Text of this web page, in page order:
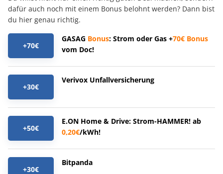
dafür auch noch mit einem Bonus belohnt werden? Dann bist
du hier genau richtig.
+70€
GASAG Bonus: Strom oder Gas +70€ Bonus
vom Doc!
+30€
Verivox Unfallversicherung
+50€
E.ON Home & Drive: Strom-HAMMER! ab
0,20€/kWh!
+30€
Bitpanda